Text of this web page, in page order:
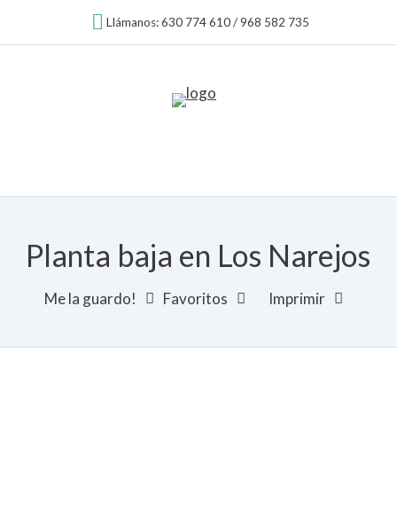
Llámanos: 630 774 610 / 968 582 735
Planta baja en Los Narejos
Me la guardo! Favoritos Imprimir